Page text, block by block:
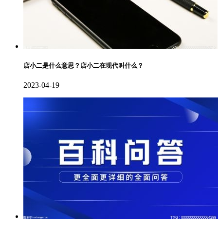
店小二是什么意思？店小二在现代叫什么？
2023-04-19